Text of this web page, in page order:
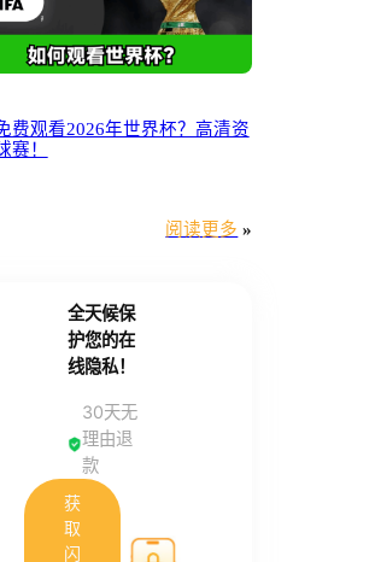
费观看2026年世界杯？高清资
赛！
阅读更多 »
全天候保
护您的在
线隐私！
30天无
理由退
款
获
取
闪